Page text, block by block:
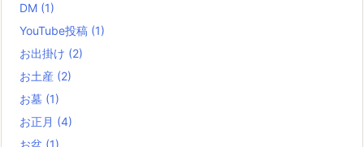
DM (1)
YouTube投稿 (1)
お出掛け (2)
お土産 (2)
お墓 (1)
お正月 (4)